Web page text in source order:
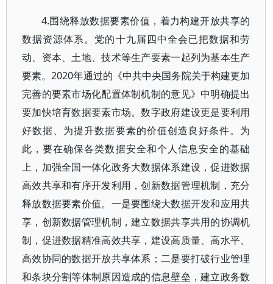
4.围绕释放数据要素价值，着力构建开放共享的
数据资源体系。党的十九届四中全会已把数据和劳
动、资本、土地、技术等生产要素一起列为基本生产
要素。2020年通过的《中共中央国务院关于构建更加
完善的要素市场化配置体制机制的意见》中明确提出
要加快培育数据要素市场。数字政府建设更是要利用
好数据、为提升数据要素的价值创造良好条件。为
此，要在确保各类数据安全和个人信息安全的基础
上，加强全国一体化政务大数据体系建设，促进数据
高效共享和有序开发利用，创新数据管理机制，充分
释放数据要素价值。一是要围绕大数据开发和应用共
享，创新数据管理机制，建立数据共享共用的协调机
制，促进数据精准高效共享，建设高质量、高水平、
高效协同的数据开放共享体系；二是要打破行业管理
和条块分割等体制原因造成的信息壁垒，建立政务数